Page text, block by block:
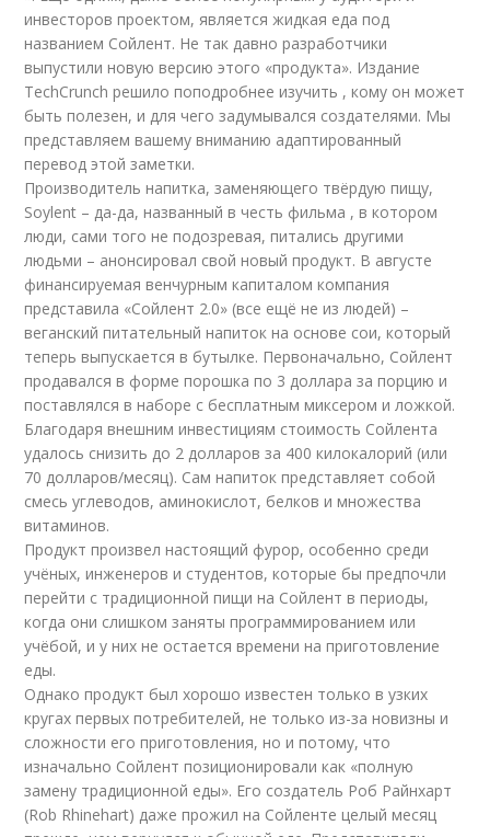
инвесторов проектом, является жидкая еда под
названием Сойлент. Не так давно разработчики
выпустили новую версию этого «продукта». Издание
TechCrunch решило поподробнее изучить , кому он может
быть полезен, и для чего задумывался создателями. Мы
представляем вашему вниманию адаптированный
перевод этой заметки.
Производитель напитка, заменяющего твёрдую пищу,
Soylent – да-да, названный в честь фильма , в котором
люди, сами того не подозревая, питались другими
людьми – анонсировал свой новый продукт. В августе
финансируемая венчурным капиталом компания
представила «Сойлент 2.0» (все ещё не из людей) –
веганский питательный напиток на основе сои, который
теперь выпускается в бутылке. Первоначально, Cойлент
продавался в форме порошка по 3 доллара за порцию и
поставлялся в наборе с бесплатным миксером и ложкой.
Благодаря внешним инвестициям стоимость Cойлента
удалось снизить до 2 долларов за 400 килокалорий (или
70 долларов/месяц). Сам напиток представляет собой
смесь углеводов, аминокислот, белков и множества
витаминов.
Продукт произвел настоящий фурор, особенно среди
учёных, инженеров и студентов, которые бы предпочли
перейти с традиционной пищи на Cойлент в периоды,
когда они слишком заняты программированием или
учёбой, и у них не остается времени на приготовление
еды.
Однако продукт был хорошо известен только в узких
кругах первых потребителей, не только из-за новизны и
сложности его приготовления, но и потому, что
изначально Сойлент позиционировали как «полную
замену традиционной еды». Его создатель Роб Райнхарт
(Rob Rhinehart) даже прожил на Сойленте целый месяц